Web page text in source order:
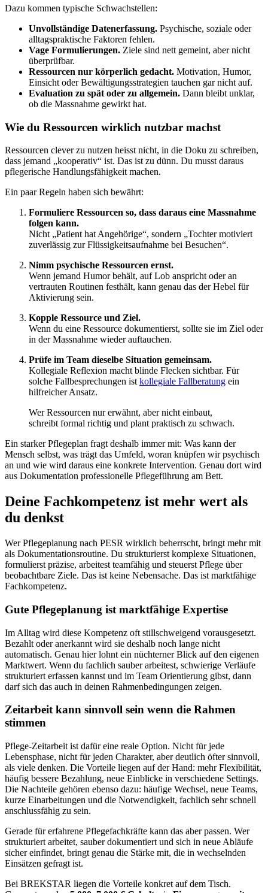
Dazu kommen typische Schwachstellen:
Unvollständige Datenerfassung. Psychische, soziale oder
alltagspraktische Faktoren fehlen.
Vage Formulierungen. Ziele sind nett gemeint, aber nicht
überprüfbar.
Ressourcen nur körperlich gedacht. Motivation, Humor,
Einsicht oder Bewältigungsstrategien tauchen gar nicht auf.
Evaluation zu spät oder zu allgemein. Dann bleibt unklar,
ob die Massnahme gewirkt hat.
Wie du Ressourcen wirklich nutzbar machst
Ressourcen clever zu nutzen heisst nicht, in die Doku zu schreiben,
dass jemand „kooperativ“ ist. Das ist zu dünn. Du musst daraus
pflegerische Handlungsfähigkeit machen.
Ein paar Regeln haben sich bewährt:
Formuliere Ressourcen so, dass daraus eine Massnahme
folgen kann.
Nicht „Patient hat Angehörige“, sondern „Tochter motiviert
zuverlässig zur Flüssigkeitsaufnahme bei Besuchen“.
Nimm psychische Ressourcen ernst.
Wenn jemand Humor behält, auf Lob anspricht oder an
vertrauten Routinen festhält, kann genau das der Hebel für
Aktivierung sein.
Kopple Ressource und Ziel.
Wenn du eine Ressource dokumentierst, sollte sie im Ziel oder
in der Massnahme wieder auftauchen.
Prüfe im Team dieselbe Situation gemeinsam.
Kollegiale Reflexion macht blinde Flecken sichtbar. Für
solche Fallbesprechungen istkollegiale Fallberatung ein
hilfreicher Ansatz.
Wer Ressourcen nur erwähnt, aber nicht einbaut,
schreibt formal richtig und plant praktisch zu schwach.
Ein starker Pflegeplan fragt deshalb immer mit: Was kann der
Mensch selbst, was trägt das Umfeld, woran knüpfen wir psychisch
an und wie wird daraus eine konkrete Intervention. Genau dort wird
aus Dokumentation professionelle Pflegeführung am Bett.
Deine Fachkompetenz ist mehr wert als
du denkst
Wer Pflegeplanung nach PESR wirklich beherrscht, bringt mehr mit
als Dokumentationsroutine. Du strukturierst komplexe Situationen,
formulierst präzise, arbeitest teamfähig und steuerst Pflege über
beobachtbare Ziele. Das ist keine Nebensache. Das ist marktfähige
Fachkompetenz.
Gute Pflegeplanung ist marktfähige Expertise
Im Alltag wird diese Kompetenz oft stillschweigend vorausgesetzt.
Bezahlt oder anerkannt wird sie deshalb noch lange nicht
automatisch. Genau hier lohnt ein nüchterner Blick auf den eigenen
Marktwert. Wenn du fachlich sauber arbeitest, schwierige Verläufe
strukturiert erfassen kannst und im Team Orientierung gibst, dann
darf sich das auch in deinen Rahmenbedingungen zeigen.
Zeitarbeit kann sinnvoll sein wenn die Rahmen
stimmen
Pflege-Zeitarbeit ist dafür eine reale Option. Nicht für jede
Lebensphase, nicht für jeden Charakter, aber deutlich öfter sinnvoll,
als viele denken. Die Vorteile liegen auf der Hand: mehr Flexibilität,
häufig bessere Bezahlung, neue Einblicke in verschiedene Settings.
Die Nachteile gehören ebenso dazu: häufige Wechsel, neue Teams,
kurze Einarbeitungen und die Notwendigkeit, fachlich sehr schnell
anschlussfähig zu sein.
Gerade für erfahrene Pflegefachkräfte kann das aber passen. Wer
strukturiert arbeitet, sauber dokumentiert und sich in neue Abläufe
sicher einfindet, bringt genau die Stärke mit, die in wechselnden
Einsätzen gefragt ist.
Bei BREKSTAR liegen die Vorteile konkret auf dem Tisch.